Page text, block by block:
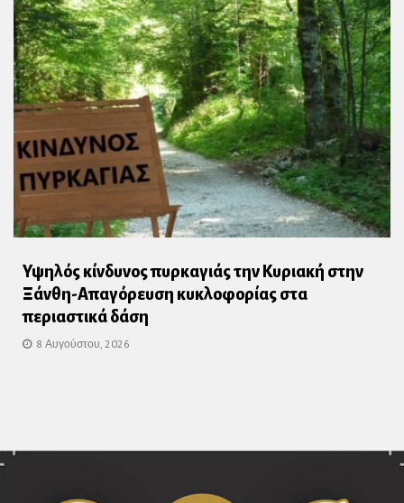
Υψηλός κίνδυνος πυρκαγιάς την Κυριακή στην
Ξάνθη-Απαγόρευση κυκλοφορίας στα
περιαστικά δάση
8 Αυγούστου, 2026